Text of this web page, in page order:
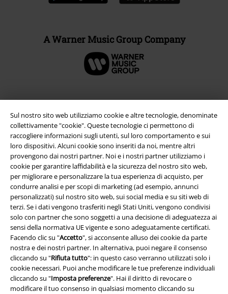
Sul nostro sito web utilizziamo cookie e altre tecnologie, denominate
collettivamente "cookie". Queste tecnologie ci permettono di
raccogliere informazioni sugli utenti, sul loro comportamento e sui
loro dispositivi. Alcuni cookie sono inseriti da noi, mentre altri
provengono dai nostri partner. Noi e i nostri partner utilizziamo i
cookie per garantire laffidabilità e la sicurezza del nostro sito web,
per migliorare e personalizzare la tua esperienza di acquisto, per
condurre analisi e per scopi di marketing (ad esempio, annunci
personalizzati) sul nostro sito web, sui social media e su siti web di
terzi. Se i dati vengono trasferiti negli Stati Uniti, vengono condivisi
solo con partner che sono soggetti a una decisione di adeguatezza ai
sensi della normativa UE vigente e sono adeguatamente certificati.
Facendo clic su "Accetto", si acconsente alluso dei cookie da parte
nostra e dei nostri partner. In alternativa, puoi negare il consenso
cliccando su "Rifiuta tutto": in questo caso verranno utilizzati solo i
cookie necessari. Puoi anche modificare le tue preferenze individuali
cliccando su "Imposta preferenze". Hai il diritto di revocare o
modificare il tuo consenso in qualsiasi momento cliccando su
A Warner Music Group Company
Info legali
Termini & Condizioni
Redazione
Legge sulla Privacy
Smaltimento rifiuti e protezione dell’ambiente